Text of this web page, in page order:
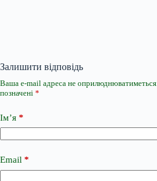
Залишити відповідь
Ваша e-mail адреса не оприлюднюватиметься.
позначені *
Ім’я *
Email *